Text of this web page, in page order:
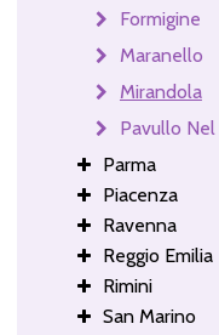
Formigine
Maranello
Mirandola
Pavullo Nel
Parma
Piacenza
Ravenna
Reggio Emilia
Rimini
San Marino